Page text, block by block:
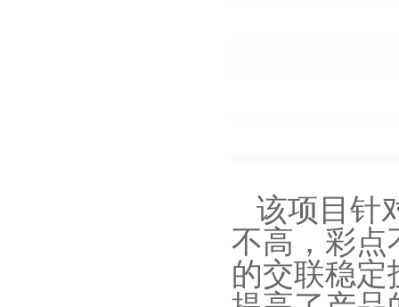
该项目针
不高，彩点
的交联稳定